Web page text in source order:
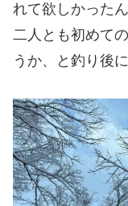
れて欲しかった
二人とも初めて
うか、と釣り後